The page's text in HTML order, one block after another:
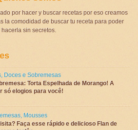
por hacer y buscar recetas por eso creamos
la comodidad de buscar tu receta para poder
hacerla sin secretos.
, Doces e Sobremesas
Torta Espelhada de Morango! A
só elogios para você!
, Mousses
Faça esse rápido e delicioso Flan de